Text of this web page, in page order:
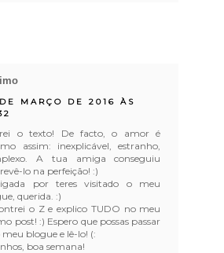
MARÇO DE 2016 ÀS
o texto! De facto, o amor é
assim: inexplicável, estranho,
A tua amiga conseguiu
lo na perfeição! :)
por teres visitado o meu
querida. :)
o Z e explico TUDO no meu
post! :) Espero que possas passar
meu blogue e lê-lo! (:
boa semana!